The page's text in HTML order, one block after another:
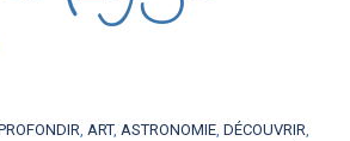
, ART, ASTRONOMIE, DÉCOUVRIR,